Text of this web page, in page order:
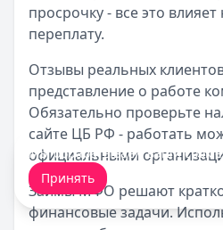
просрочку - все это
переплату.
Отзывы реальных
представление о работе
Обязательно проверьте
сайте ЦБ РФ - работать
официальными
Займы МФО решают
финансовые задачи.
Мы обрабатываем ваши
Принять